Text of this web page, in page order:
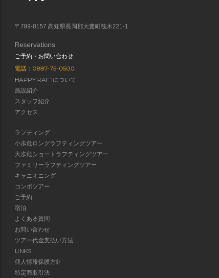
〒789-0157 高知県長岡郡大豊町筏木221-1
Reservations
ご予約・お問い合わせ
電話：0887-75-0500
HAPPY RAFTについて
施設紹介
スタッフ紹介
アクセス
ラフティング
小歩危ロングラフティングツアー
大歩危ショートラフティングツアー
ファミリーラフティングツアー
キャニオニング
コンボツアー
ご予約
宿泊
よくある質問
お問い合わせ
ツアー代金支払い方法
LINKS
個人情報保護方針
特定商取引法